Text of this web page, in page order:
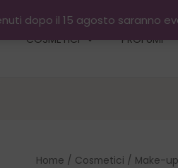
dopo il 15 agosto saranno
COSMETICI PROFUMI
Home / Cosmetici / Make-